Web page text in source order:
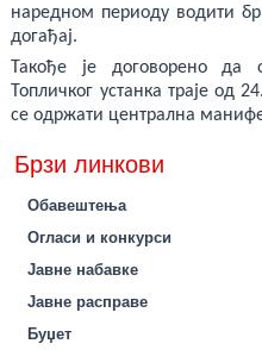
наредном периоду водити
догађај.
Такође је договорено
Топличког устанка траје од
се одржати централна
Брзи линкови
Обавештења
Огласи и конкурси
Јавне набавке
Јавне расправе
Буџет